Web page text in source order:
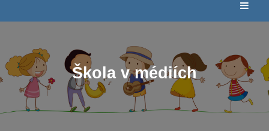
Škola v médiích